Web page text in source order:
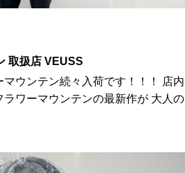
取扱店 VEUSS
ウンテン続々入荷です！！！ 店内
ワーマウンテンの最新作が 大人の